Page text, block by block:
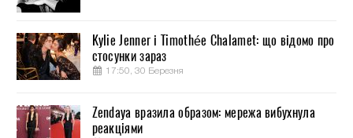
Kylie Jenner і Timothée Chalamet: що відомо про
стосунки зараз
17:50, 30 Березня
Zendaya вразила образом: мережа вибухнула
реакціями